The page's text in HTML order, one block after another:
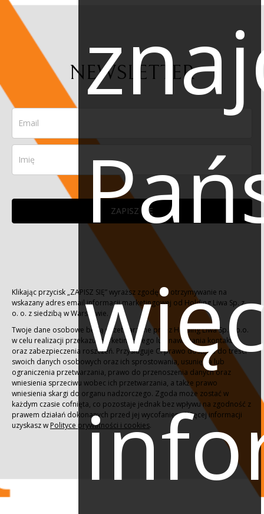
NEWSLETTER
ZAPISZ SIĘ
Klikając przycisk „ZAPISZ SIĘ” wyraższ zgodę na otrzymywanie na
wskazany adres email informacji marketingowej od Holding Liwa Sp. z
o. o. z siedzibą w Warszawie.
Twoje dane osobowe będą przetwarzane przez Holding Liwa Sp. z o.o.
w celu realizacji przekazu marketingowego lub nawiązania kontaktu
oraz zabezpieczenia roszczeń. Przysługuje Ci prawo dostępu do treści
swoich danych osobowych oraz ich sprostowania, usunięcia lub
ograniczenia przetwarzania, prawo do przenoszenia danych oraz
wniesienia sprzeciwu wobec ich przetwarzania, a także prawo
wniesienia skargi do organu nadzorczego. Zgoda może zostać w
każdym czasie cofnięta, co pozostaje jednak bez wpływu na zgodność z
prawem działań dokonanych przed jej wycofaniem. Więcej informacji
uzyskasz w Polityce prywatności i cookies.